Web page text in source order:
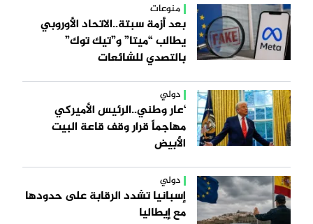
منوعات
بعد أزمة سبتة..الاتحاد الأوروبي
يطالب “ميتا” و”تيك توك”
بالتصدي للشائعات
دولي
‘عار وطني..الرئيس الأميركي
مهاجماً قرار وقف قاعة البيت
الأبيض
دولي
إسبانيا تشدد الرقابة على حدودها
مع إيطاليا